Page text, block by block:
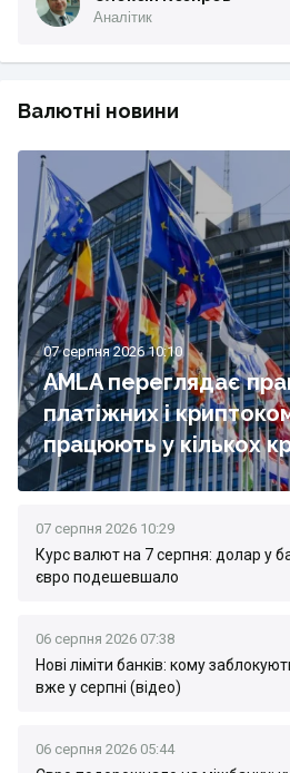
Аналітик
Валютні новини
07 серпня 2026 10:10
AMLA переглядає
платіжних і
працюють у кількох
07 серпня 2026 10:29
Курс валют на 7 серпня: долар у
євро подешевшало
06 серпня 2026 07:38
Нові ліміти банків: кому
вже у серпні (відео)
06 серпня 2026 05:44